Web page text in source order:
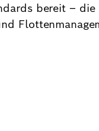
bereit –